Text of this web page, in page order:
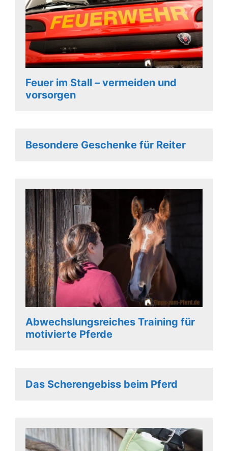
Feuer im Stall – vermeiden und
vorsorgen
Besondere Geschenke für Reiter
Abwechslungsreiches Training für
motivierte Pferde
Das Scherengebiss beim Pferd